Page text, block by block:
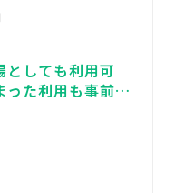
としても利用可
た利用も事前に